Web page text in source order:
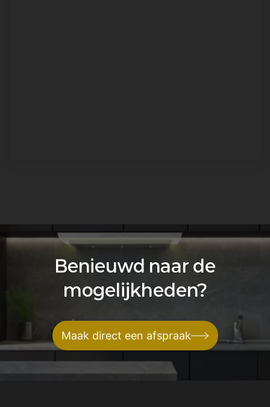
Benieuwd naar de
mogelijkheden?
Maak direct een afspraak